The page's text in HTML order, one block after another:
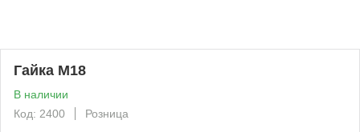
Гайка М18
В наличии
Код: 2400
Розница